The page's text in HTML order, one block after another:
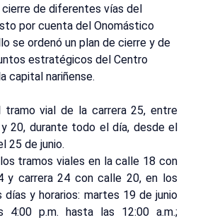
de diferentes vías del
por cuenta del Onomástico
se ordenó un plan de cierre y de
estratégicos del Centro
capital nariñense.
tramo vial de la carrera 25, entre
20, durante todo el día, desde el
25 de junio.
tramos viales en la calle 18 con
y carrera 24 con calle 20, en los
días y horarios: martes 19 de junio
4:00 p.m. hasta las 12:00 a.m.;